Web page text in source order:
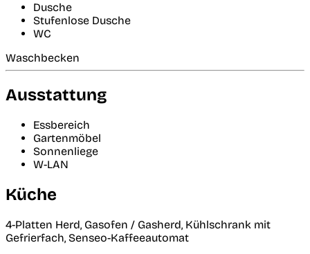
Dusche
Stufenlose Dusche
WC
Waschbecken
Ausstattung
Essbereich
Gartenmöbel
Sonnenliege
W-LAN
Küche
4-Platten Herd, Gasofen / Gasherd, Kühlschrank mit
Gefrierfach, Senseo-Kaffeeautomat